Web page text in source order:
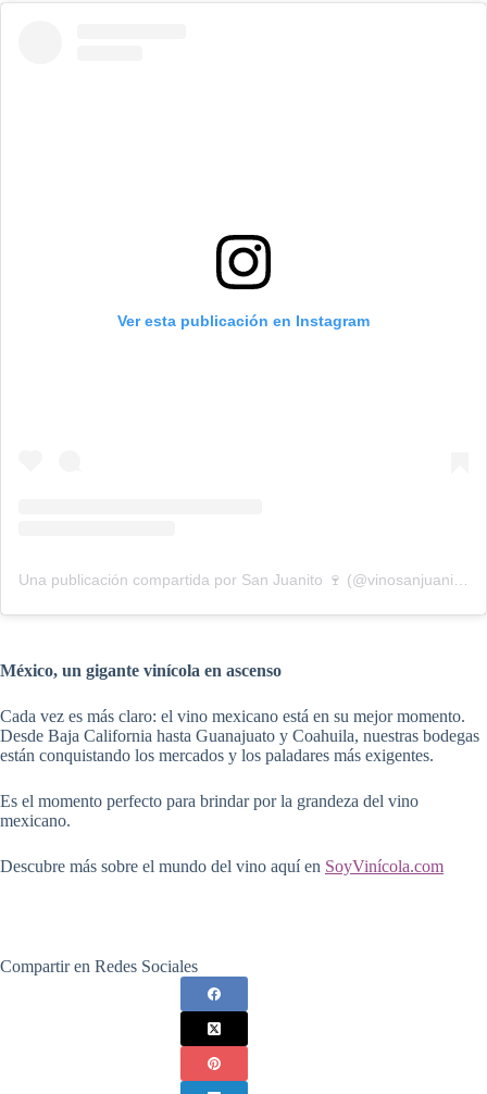
Ver esta publicación en Instagram
México, un gigante vinícola en ascenso
Cada vez es más claro: el vino mexicano está en su mejor momento.
Desde Baja California hasta Guanajuato y Coahuila, nuestras bodegas
están conquistando los mercados y los paladares más exigentes.
Es el momento perfecto para brindar por la grandeza del vino
mexicano.
Descubre más sobre el mundo del vino aquí en SoyVinícola.com
Compartir en Redes Sociales